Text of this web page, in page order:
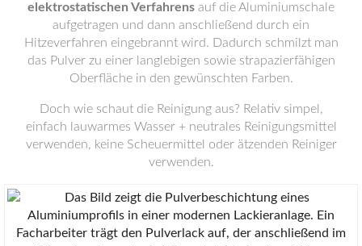
elektrostatischen Verfahrens auf die Aluminiumschale
aufgetragen und dann anschließend durch ein
Hitzeverfahren eingebrannt wird. Dadurch schmilzt man
das Pulver zu einer langlebigen sowie strapazierfähigen
Oberfläche in den gewünschten Farben.
Doch wie schaut die Reinigung aus? Relativ simpel,
einfach lauwarmes Wasser + neutrales Reinigungsmittel
verwenden, keine Scheuermittel oder ätzenden Reiniger
verwenden.